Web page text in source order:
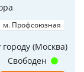
м. Профсоюзная
(Москва)
Свободен